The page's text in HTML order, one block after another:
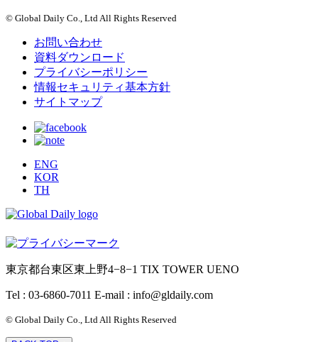
© Global Daily Co., Ltd All Rights Reserved
お問い合わせ
資料ダウンロード
プライバシーポリシー
情報セキュリティ基本方針
サイトマップ
ENG
KOR
TH
東京都台東区東上野4−8−1 TIX TOWER UENO
Tel : 03-6860-7011 E-mail : info@gldaily.com
© Global Daily Co., Ltd All Rights Reserved